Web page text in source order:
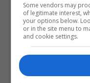
Some vendors may
of legitimate interest,
your options below.
or in the site menu to
and cookie settings.